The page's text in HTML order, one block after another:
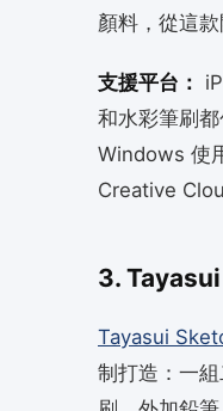
顏料，從這款
支援平台：
和水彩筆刷都
Windows 使
Creative
3.
Tayasui
制打造：一